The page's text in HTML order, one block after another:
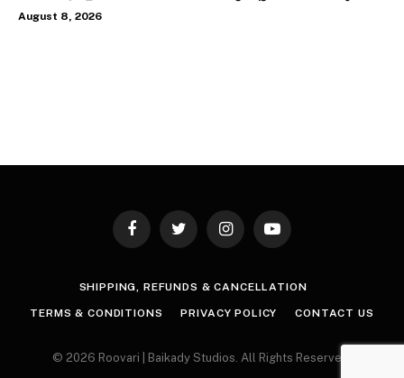
August 8, 2026
FacebookTwitter InstagramYouTube
SHIPPING, REFUNDS & CANCELLATION
TERMS & CONDITIONS PRIVACY POLICY CONTACT US
© 2026 Roovari | Baikady Studios. All Rights Reserved.